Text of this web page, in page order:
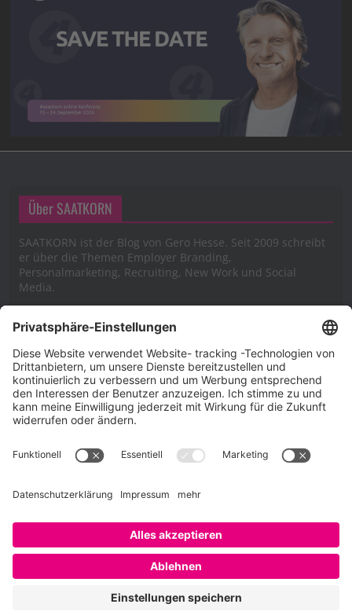
Über SAATKORN
SAATKORN ist der Blog von Gero Hesse. Seit 2009 schreibt
er über die Themen Employer Branding,
Personalmarketing, Recruiting, New Work und Social
Media.
Impressum
Impressum
Cookie-Richtlinie (EU)
Copyright © 2026SAATKORN